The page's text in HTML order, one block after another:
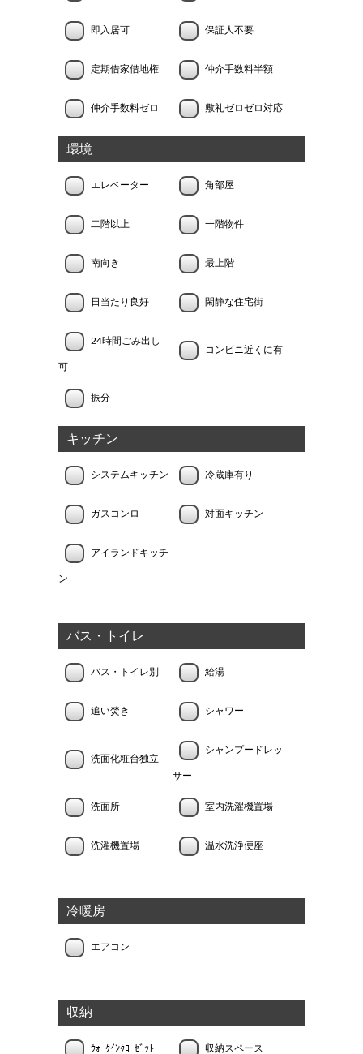
即入居可 保証人不要
定期借家借地権 仲介手数料半額
仲介手数料ゼロ 敷礼ゼロゼロ対応
環境
エレベーター 角部屋
二階以上 一階物件
南向き 最上階
日当たり良好 閑静な住宅街
24時間ごみ出し
可
コンビニ近くに有
振分
キッチン
システムキッチン 冷蔵庫有り
ガスコンロ 対面キッチン
アイランドキッチ
ン
バス・トイレ
バス・トイレ別 給湯
追い焚き シャワー
洗面化粧台独立
シャンプードレッ
サー
洗面所 室内洗濯機置場
洗濯機置場 温水洗浄便座
冷暖房
エアコン
収納
ｳｫｰｸｲﾝｸﾛｰｾﾞｯﾄ 収納スペース